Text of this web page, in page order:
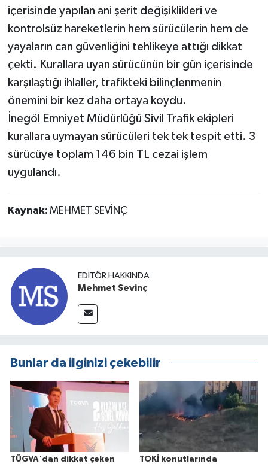
içerisinde yapılan ani şerit değişiklikleri ve
kontrolsüz hareketlerin hem sürücülerin hem de
yayaların can güvenliğini tehlikeye attığı dikkat
çekti. Kurallara uyan sürücünün bir gün içerisinde
karşılaştığı ihlaller, trafikteki bilinçlenmenin
önemini bir kez daha ortaya koydu.
İnegöl Emniyet Müdürlüğü Sivil Trafik ekipleri
kurallara uymayan sürücüleri tek tek tespit etti. 3
sürücüye toplam 146 bin TL cezai işlem
uygulandı.
Kaynak: MEHMET SEVİNÇ
EDITÖR HAKKINDA
Mehmet Sevinç
Bunlar da ilginizi çekebilir
TÜGVA'dan dikkat çeken TOKİ konutlarında